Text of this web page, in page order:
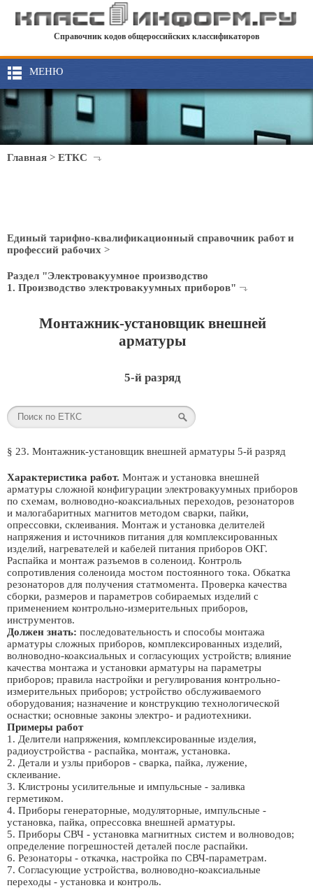
Справочник кодов общероссийских классификаторов
МЕНЮ
Главная > ЕТКС
Единый тарифно-квалификационный справочник работ и
профессий рабочих >
Раздел "Электровакуумное производство
1. Производство электровакуумных приборов"
Монтажник-установщик внешней
арматуры
5-й разряд
§ 23. Монтажник-установщик внешней арматуры 5-й разряд
Характеристика работ. Монтаж и установка внешней
арматуры сложной конфигурации электровакуумных приборов
по схемам, волноводно-коаксиальных переходов, резонаторов
и малогабаритных магнитов методом сварки, пайки,
опрессовки, склеивания. Монтаж и установка делителей
напряжения и источников питания для комплексированных
изделий, нагревателей и кабелей питания приборов ОКГ.
Распайка и монтаж разъемов в соленоид. Контроль
сопротивления соленоида мостом постоянного тока. Обкатка
резонаторов для получения статмомента. Проверка качества
сборки, размеров и параметров собираемых изделий с
применением контрольно-измерительных приборов,
инструментов.
Должен знать: последовательность и способы монтажа
арматуры сложных приборов, комплексированных изделий,
волноводно-коаксиальных и согласующих устройств; влияние
качества монтажа и установки арматуры на параметры
приборов; правила настройки и регулирования контрольно-
измерительных приборов; устройство обслуживаемого
оборудования; назначение и конструкцию технологической
оснастки; основные законы электро- и радиотехники.
Примеры работ
1. Делители напряжения, комплексированные изделия,
радиоустройства - распайка, монтаж, установка.
2. Детали и узлы приборов - сварка, пайка, лужение,
склеивание.
3. Клистроны усилительные и импульсные - заливка
герметиком.
4. Приборы генераторные, модуляторные, импульсные -
установка, пайка, опрессовка внешней арматуры.
5. Приборы СВЧ - установка магнитных систем и волноводов;
определение погрешностей деталей после распайки.
6. Резонаторы - откачка, настройка по СВЧ-параметрам.
7. Согласующие устройства, волноводно-коаксиальные
переходы - установка и контроль.